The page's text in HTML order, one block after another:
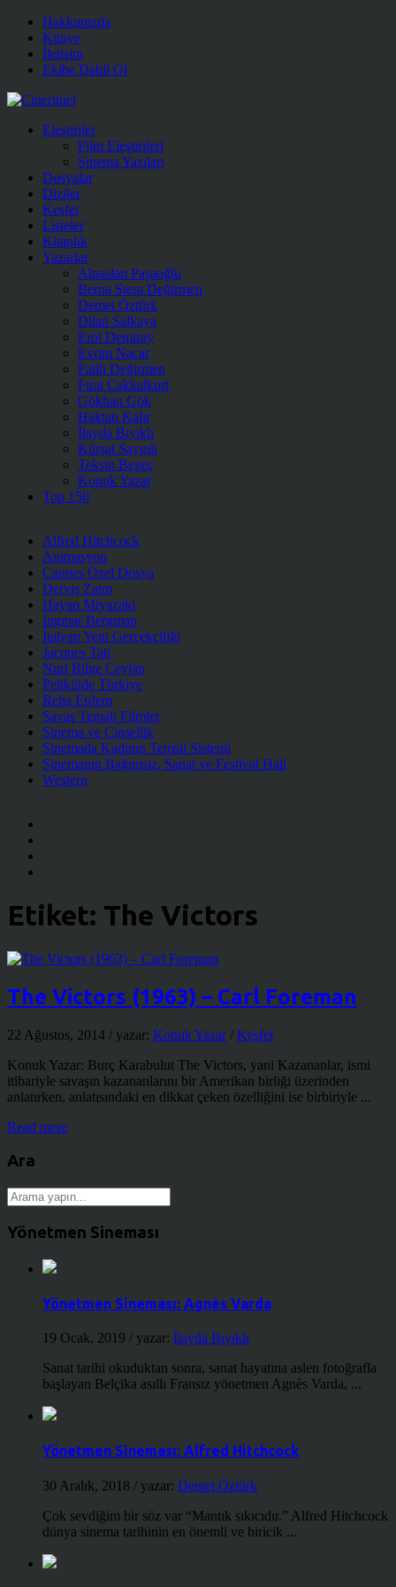
Hakkımızda
Künye
İletişim
Ekibe Dahil Ol
Eleştiriler
Film Eleştirileri
Sinema Yazıları
Dosyalar
Diziler
Keşfet
Listeler
Kitaplık
Yazarlar
Alpaslan Paşaoğlu
Berna Stera Değirmen
Demet Öztürk
Dilan Salkaya
Erol Demiray
Evrim Nacar
Fatih Değirmen
Fırat Çakkalkurt
Gökhan Gök
Haktan Kalır
İlayda Bıyıklı
Kürşat Saygılı
Teksin Begeç
Konuk Yazar
Top 150
Alfred Hitchcock
Animasyon
Cannes Özel Dosya
Derviş Zaim
Hayao Miyazaki
Ingmar Bergman
İtalyan Yeni Gerçekçiliği
Jacques Tati
Nuri Bilge Ceylan
Pelikülde Türkiye
Reha Erdem
Savaş Temalı Filmler
Sinema ve Cinsellik
Sinemada Kadının Temsil Sistemi
Sinemanın Bağımsız, Sanat ve Festival Hali
Western
Etiket: The Victors
The Victors (1963) – Carl Foreman
22 Ağustos, 2014 / yazar: Konuk Yazar/ Keşfet
Konuk Yazar: Burç Karabulut The Victors, yani Kazananlar, ismi
itibariyle savaşın kazananlarını bir Amerikan birliği üzerinden
anlatırken, anlatısındaki en dikkat çeken özelliğini ise birbiriyle ...
Read more
Ara
Yönetmen Sineması
Yönetmen Sineması: Agnès Varda
19 Ocak, 2019 / yazar: İlayda Bıyıklı
Sanat tarihi okuduktan sonra, sanat hayatına aslen fotoğrafla
başlayan Belçika asıllı Fransız yönetmen Agnès Varda, ...
Yönetmen Sineması: Alfred Hitchcock
30 Aralık, 2018 / yazar: Demet Öztürk
Çok sevdiğim bir söz var “Mantık sıkıcıdır.” Alfred Hitchcock
dünya sinema tarihinin en önemli ve biricik ...